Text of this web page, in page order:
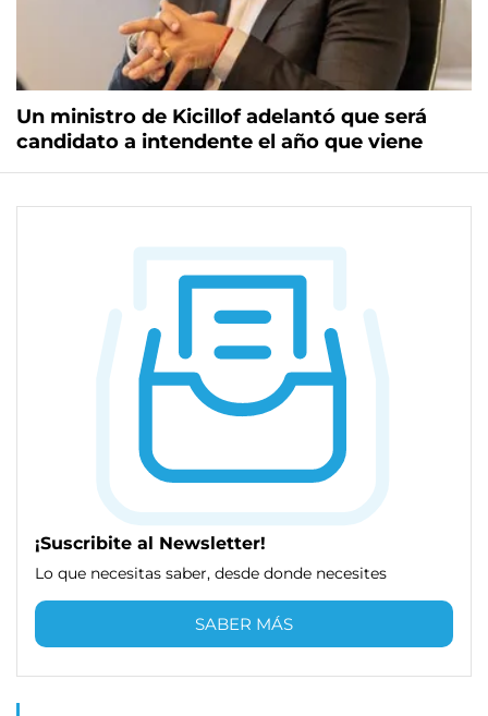
Un ministro de Kicillof adelantó que será
candidato a intendente el año que viene
¡Suscribite al Newsletter!
Lo que necesitas saber, desde donde necesites
SABER MÁS